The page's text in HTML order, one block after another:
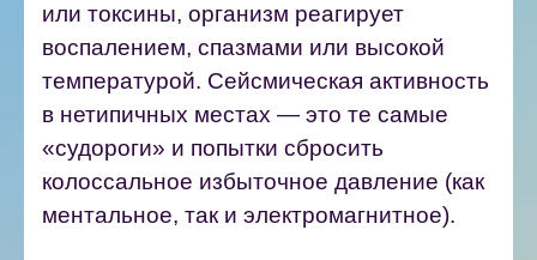
или токсины, организм реагирует
воспалением, спазмами или высокой
температурой. Сейсмическая активность
в нетипичных местах — это те самые
«судороги» и попытки сбросить
колоссальное избыточное давление (как
ментальное, так и электромагнитное).